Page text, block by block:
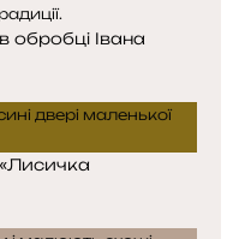
обробці Івана